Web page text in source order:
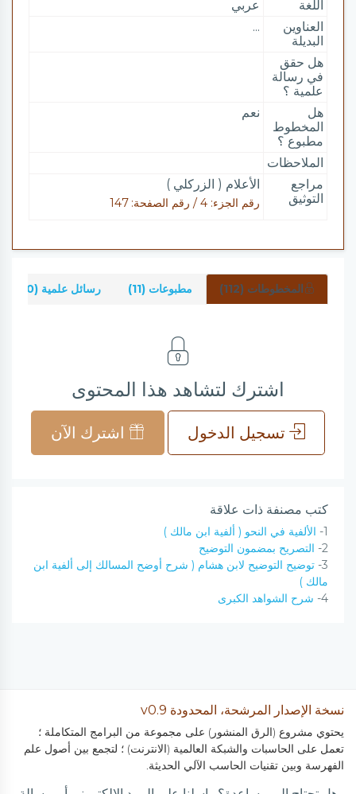
اللغة
عربي
العناوين
البديلة
...
هل حقق
في رسالة
علمية ؟
هل
المخطوط
مطبوع ؟
نعم
الملاحظات
مراجع
التوثيق
الأعلام ( الزركلي )
رقم الجزء: 4 / رقم الصفحة: 147
المخطوطات (112) مطبوعات (11) رسائل علمية (0)
اشترك لتشاهد هذا المحتوى
تسجيل الدخول اشترك الآن
كتب مصنفة ذات علاقة
1- الألفية في النحو ( ألفية ابن مالك )
2- التصريح بمضمون التوضيح
3- توضيح التوضيح لابن هشام ( شرح أوضح المسالك إلى ألفية ابن
مالك )
4- شرح الشواهد الكبرى
نسخة الإصدار المرشحة، المحدودة v0.9
يحتوي مشروع (الرق المنشور) على مجموعة من البرامج المتكاملة ؛
تعمل على الحاسبات والشبكة العالمية (الانترنت) ؛ لتجمع بين أصول علم
الفهرسة وبين تقنيات الحاسب الآلي الحديثة.